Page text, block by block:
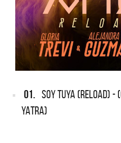
01. SOY TUYA (RELOAD)
YATRA)